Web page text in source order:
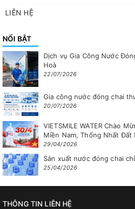
LIÊN HỆ
NỔI BẬT
Dịch vụ Gia Công Nước
Hoà
22/07/2026
Gia công nước đóng chai
20/07/2026
VIETSMILE WATER Chào
Miền Nam, Thống Nhất Đất
29/04/2026
Sản xuất nước đóng chai
25/04/2026
THÔNG TIN LIÊN HỆ